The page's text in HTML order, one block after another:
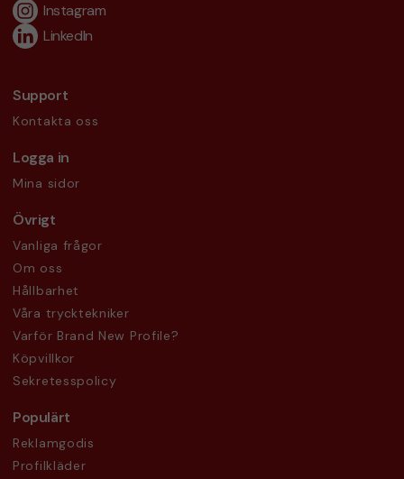
Instagram
LinkedIn
Support
Kontakta oss
Logga in
Mina sidor
Övrigt
Vanliga frågor
Om oss
Hållbarhet
Våra trycktekniker
Varför Brand New Profile?
Köpvillkor
Sekretesspolicy
Populärt
Reklamgodis
Profilkläder